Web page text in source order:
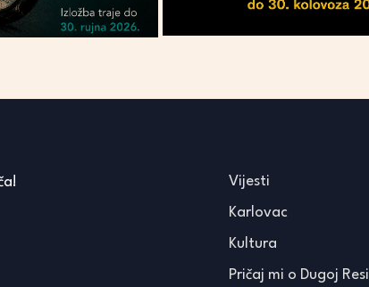
Vijesti
Karlovac
Kultura
Pričaj mi o Dugoj Resi